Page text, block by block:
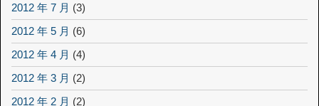
2012 年 7 月 (3)
2012 年 5 月 (6)
2012 年 4 月 (4)
2012 年 3 月 (2)
2012 年 2 月 (2)